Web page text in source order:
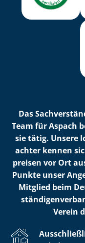
Das
Team für Aspach
sie tätig. Unsere
ach­ter kennen
prei­sen vor Ort
Punkte unser
Mitglied beim
Verein